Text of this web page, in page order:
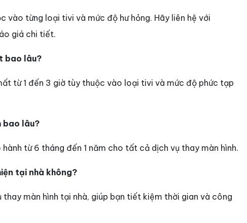
vào từng loại tivi và mức độ hư hỏng. Hãy liên hệ với
giá chi tiết.
bao lâu?
từ 1 đến 3 giờ tùy thuộc vào loại tivi và mức độ phức tạp
bao lâu?
từ 6 tháng đến 1 năm cho tất cả dịch vụ thay màn hình.
tại nhà không?
thay màn hình tại nhà, giúp bạn tiết kiệm thời gian và công